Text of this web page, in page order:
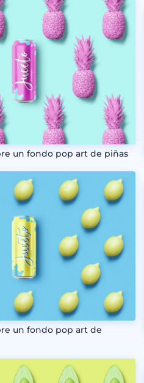
un fondo pop art de piñas
un fondo pop art de